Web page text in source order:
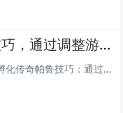
幻兽帕鲁快速孵化传奇帕鲁技巧，通过调整游戏内时间与特定食物组合可大幅缩短孵化等待
今天小白来给大家谈谈《幻兽帕鲁》快速孵化传奇帕鲁技巧：通过调整游戏内时间与特定食物组合可大幅缩短孵化等待。，以及对应的知...